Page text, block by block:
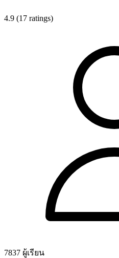
4.9 (17 ratings)
7837 ผู้เรียน